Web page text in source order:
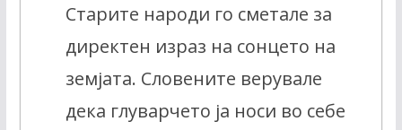
Старите народи го сметале за
директен израз на сонцето на
земјата. Словените верувале
дека глуварчето ја носи во себе